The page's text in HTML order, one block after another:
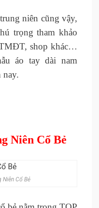
niên cũng vậy,
trọng tham khảo
TMĐT, shop khác…
áo tay dài nam
nay.
Niên Cổ Bẻ
Niên Cổ Bẻ